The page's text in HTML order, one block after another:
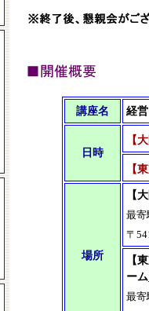
講座名 経
日時
【
【
場所
【
最寄
〒
【
ーム
最寄